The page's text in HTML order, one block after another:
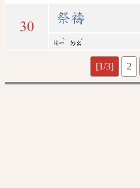
30
祭禱
ㄐㄧ
ˋ
ㄉㄠ
ˇ
[1/3] 2